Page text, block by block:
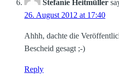
Stefanie Heitmüller
26. August 2012 at 17:40
Ahhh, dachte die
Bescheid gesagt ;-)
Reply